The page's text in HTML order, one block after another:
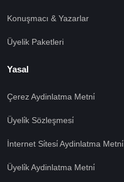
Konuşmacı & Yazarlar
Üyelik Paketleri
Yasal
Çerez Aydinlatma Metni̇
Üyeli̇k Sözleşmesi̇
İnternet Si̇tesi̇ Aydinlatma Metni̇
Üyeli̇k Aydinlatma Metni̇